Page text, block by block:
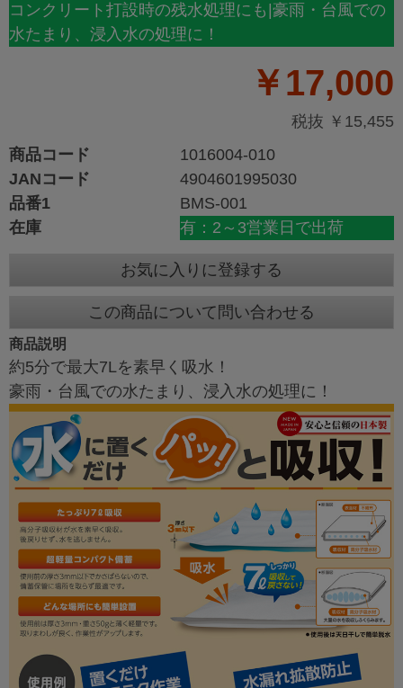
コンクリート打設時の残水処理にも|豪雨・台風での
水たまり、浸入水の処理に！
￥17,000
税抜 ￥15,455
商品コード
1016004-010
JANコード
4904601995030
品番1
BMS-001
在庫
有：2～3営業日で出荷
お気に入りに登録する
この商品について問い合わせる
商品説明
約5分で最大7Lを素早く吸水！
豪雨・台風での水たまり、浸入水の処理に！